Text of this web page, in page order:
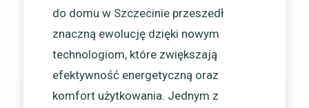
do domu w Szczecinie przeszedł
znaczną ewolucję dzięki nowym
technologiom, które zwiększają
efektywność energetyczną oraz
komfort użytkowania. Jednym z